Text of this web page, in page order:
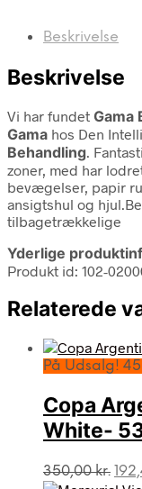
Beskrivelse
Beskrivelse
Vi har fundet Gama
Gama hos Den
Behandling.
zoner, med har
bevægelser, papir
ansigtshul og
tilbagetrækkelige
Yderlige
Produkt id: 102-
Relaterede
På Udsalg!
Copa
White-
350,00kr. Den